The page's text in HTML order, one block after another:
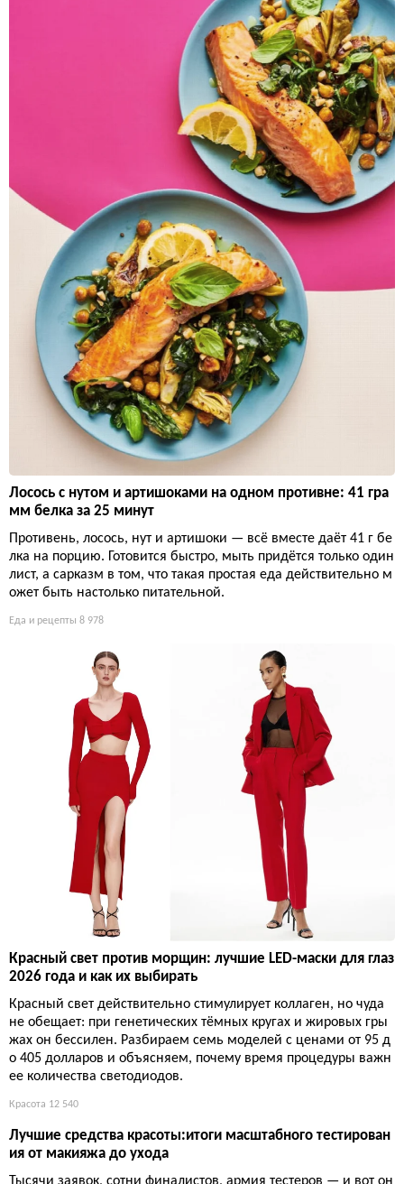
Лосось с нутом и артишоками на одном противне: 41 гра
мм белка за 25 минут
Противень, лосось, нут и артишоки — всё вместе даёт 41 г бе
лка на порцию. Готовится быстро, мыть придётся только один
лист, а сарказм в том, что такая простая еда действительно м
ожет быть настолько питательной.
Еда и рецепты 8 978
Красный свет против морщин: лучшие LED-маски для глаз
2026 года и как их выбирать
Красный свет действительно стимулирует коллаген, но чуда
не обещает: при генетических тёмных кругах и жировых гры
жах он бессилен. Разбираем семь моделей с ценами от 95 д
о 405 долларов и объясняем, почему время процедуры важн
ее количества светодиодов.
Красота 12 540
Лучшие средства красоты:итоги масштабного тестирован
ия от макияжа до ухода
Тысячи заявок, сотни финалистов, армия тестеров — и вот он